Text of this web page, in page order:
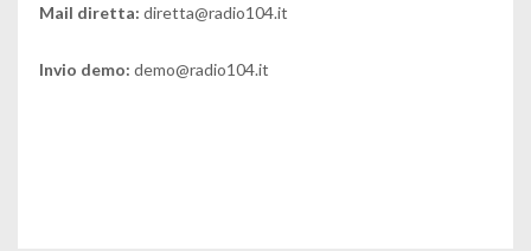
Mail diretta: diretta@radio104.it
Invio demo: demo@radio104.it